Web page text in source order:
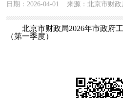
日期：2026-04-01 来源：北京市财政
北京市财政局2026年市政府
（第一季度）